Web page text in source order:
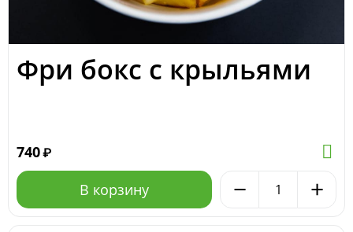
Фри бокс с крыльями
740₽
+
−
В корзину